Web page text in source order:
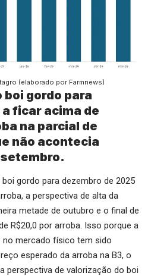
(elaborado por Farmnews)
boi gordo para
ficar acima de
na parcial de
não acontecia
gordo para dezembro de 2025
a perspectiva de alta da
metade de outubro e o final de
R$20,0 por arroba. Isso porque a
mercado físico tem sido
esperado da arroba na B3, o
perspectiva de valorização do boi